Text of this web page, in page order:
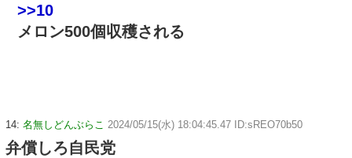
>>10
メロン500個収穫される
14: 名無しどんぶらこ 2024/05/15(水) 18:04:45.47 ID:sREO70b50
弁償しろ自民党